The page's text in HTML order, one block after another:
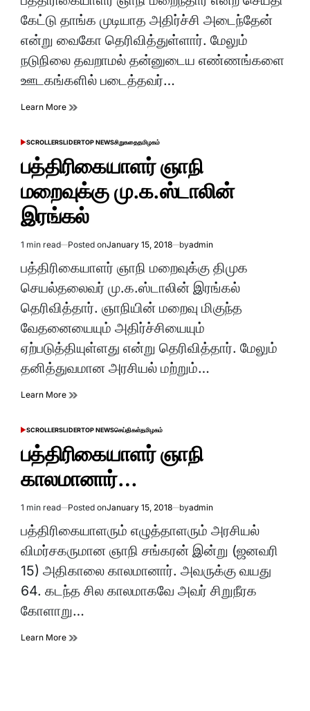
time
கேட்டு தாங்க முடியாத அதிர்ச்சி அடைந்தேன்
என்று வைகோ தெரிவித்துள்ளார். மேலும்
நடுநிலை தவறாமல் தன்னுடைய எண்ணங்களை
ஊடகங்களில் படைத்தவர்…
Learn More
POSTED
SCROLLERSLIDERTOP NEWSசிறுகதைதமிழகம்
பத்திரிகையாளர் ஞாநி
மறைவுக்கு மு.க.ஸ்டாலின்
இரங்கல்
Estimated
read
time
1 min read Posted onJanuary 15, 2018 byadmin
பத்திரிகையாளர் ஞாநி மறைவுக்கு திமுக
செயல்தலைவர் மு.க.ஸ்டாலின் இரங்கல்
தெரிவித்தார். ஞாநியின் மறைவு மிகுந்த
வேதனையையும் அதிர்ச்சியையும்
ஏற்படுத்தியுள்ளது என்று தெரிவித்தார். மேலும்
தனித்துவமான அரசியல் மற்றும்…
Learn More
POSTED
SCROLLERSLIDERTOP NEWSசெய்திகள்தமிழகம்
பத்திரிகையாளர் ஞாநி
காலமானார்…
Estimated
read
time
1 min read Posted onJanuary 15, 2018 byadmin
பத்திரிகையாளரும் எழுத்தாளரும் அரசியல்
விமர்சகருமான ஞாநி சங்கரன் இன்று (ஜனவரி
15) அதிகாலை காலமானார். அவருக்கு வயது
64. கடந்த சில காலமாகவே அவர் சிறுநீரக
கோளாறு…
Learn More